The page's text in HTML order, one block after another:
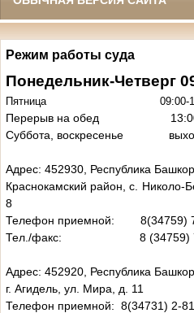
Режим работы суда
Понедельник-Четверг
Пятница 09:00-
Перерыв на обед 13:00-
Суббота, воскресенье
Адрес: 452930, Республика
Краснокамский район, с. Николо-
8
Телефон приемной: 8(34759)
Тел./факс: 8 (34759) 7-
Адрес: 452920, Республика
г. Агидель, ул. Мира, д. 11
Телефон приемной: 8(34731) 2-